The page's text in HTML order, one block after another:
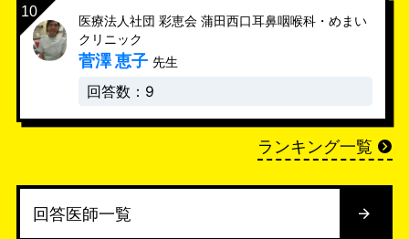
医療法人社団 彩恵会 蒲田西口耳鼻咽喉科・めまい
クリニック
菅澤 恵子 先生
回答数：9
ランキング一覧
回答医師一覧